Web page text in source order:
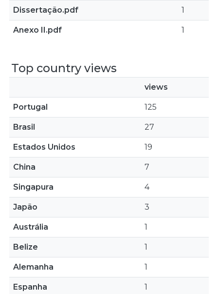
Dissertação.pdf 1
Anexo II.pdf 1
Top country views
views
Portugal 125
Brasil 27
Estados Unidos 19
China 7
Singapura 4
Japão 3
Austrália 1
Belize 1
Alemanha 1
Espanha 1